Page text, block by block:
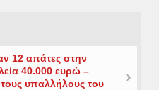
12 απάτες στην
40.000 ευρώ –
υπαλλήλους του